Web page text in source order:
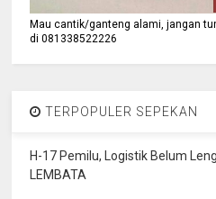
Mau cantik/ganteng alami, jangan
di 081338522226
TERPOPULER SEPEKAN
H-17 Pemilu, Logistik Belum
LEMBATA